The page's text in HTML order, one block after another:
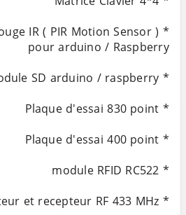
IR ( PIR Motion Sensor )